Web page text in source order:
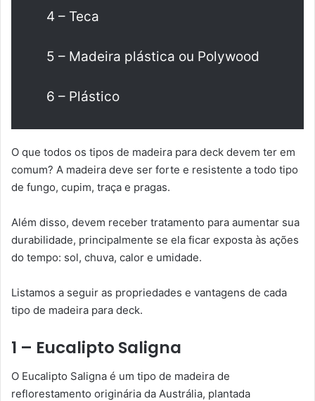
4 – Teca
5 – Madeira plástica ou Polywood
6 – Plástico
O que todos os tipos de madeira para deck devem ter em
comum? A madeira deve ser forte e resistente a todo tipo
de fungo, cupim, traça e pragas.
Além disso, devem receber tratamento para aumentar sua
durabilidade, principalmente se ela ficar exposta às ações
do tempo: sol, chuva, calor e umidade.
Listamos a seguir as propriedades e vantagens de cada
tipo de madeira para deck.
1 – Eucalipto Saligna
O Eucalipto Saligna é um tipo de madeira de
reflorestamento originária da Austrália, plantada